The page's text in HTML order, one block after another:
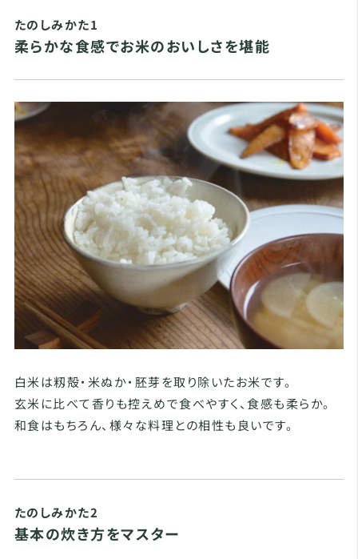
たのしみかた1
柔らかな食感でお米のおいしさを堪能
白米は籾殻・米ぬか・胚芽を取り除いたお米です。
玄米に比べて香りも控えめで食べやすく、食感も柔らか。
和食はもちろん、様々な料理との相性も良いです。
たのしみかた2
基本の炊き方をマスター